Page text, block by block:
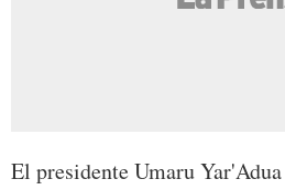
El presidente Umaru